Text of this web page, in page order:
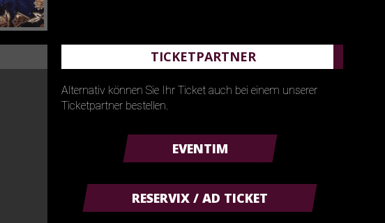
TICKETPARTNER
Alternativ können Sie Ihr Ticket auch bei einem unserer
Ticketpartner bestellen.
EVENTIM
RESERVIX / AD TICKET